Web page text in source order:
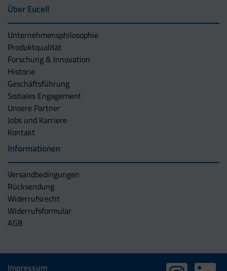
Über Eucell
Unternehmens­philosophie
Produktqualität
Forschung & Innovation
Historie
Geschäftsführung
Soziales Engagement
Unsere Partner
Jobs und Karriere
Kontakt
Informationen
Versandbedingungen
Rücksendung
Widerrufsrecht
Widerrufsformular
AGB
Impressum